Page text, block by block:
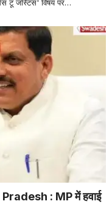
टू जस्टिस' विषय पर…
: MP में हवाई